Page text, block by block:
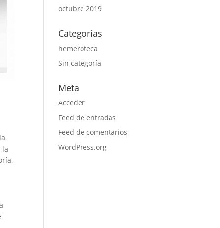
la
octubre 2019
Categorías
hemeroteca
Sin categoría
Meta
Acceder
Feed de entradas
Feed de comentarios
WordPress.org